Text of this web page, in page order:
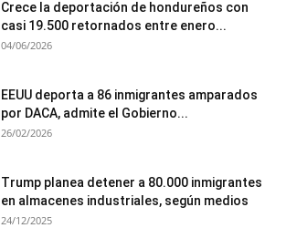
Crece la deportación de hondureños con
casi 19.500 retornados entre enero...
04/06/2026
EEUU deporta a 86 inmigrantes amparados
por DACA, admite el Gobierno...
26/02/2026
Trump planea detener a 80.000 inmigrantes
en almacenes industriales, según medios
24/12/2025